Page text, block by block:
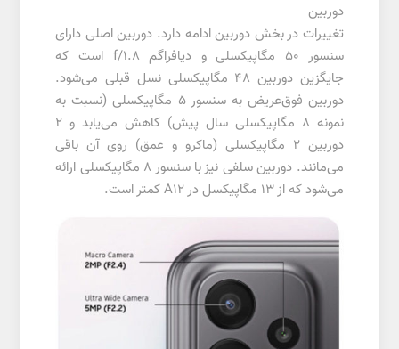
دوربین
تغییرات در بخش دوربین ادامه دارد. دوربین اصلی دارای
سنسور 50 مگاپیکسلی و دیافراگم f/1.8 است که
جایگزین دوربین 48 مگاپیکسلی نسل قبلی می‌شود.
دوربین فوق‌عریض به سنسور 5 مگاپیکسلی (نسبت به
نمونه 8 مگاپیکسلی سال پیش) کاهش می‌یابد و ۲
دوربین 2 مگاپیکسلی (ماکرو و عمق) روی آن باقی
می‌مانند. دوربین سلفی نیز با سنسور 8 مگاپیکسلی ارائه
می‌شود که از 13 مگاپیکسل در A12 کمتر است.